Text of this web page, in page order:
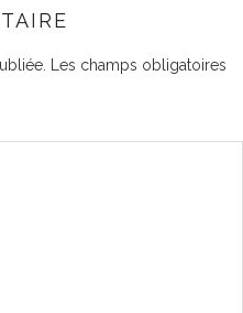
Les champs obligatoires